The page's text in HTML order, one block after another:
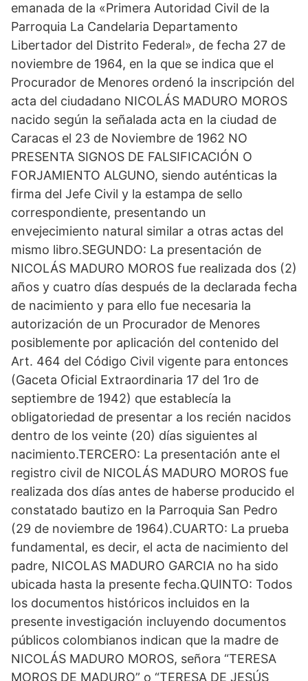
emanada de la «Primera Autoridad Civil de la
Parroquia La Candelaria Departamento
Libertador del Distrito Federal», de fecha 27 de
noviembre de 1964, en la que se indica que el
Procurador de Menores ordenó la inscripción del
acta del ciudadano NICOLÁS MADURO MOROS
nacido según la señalada acta en la ciudad de
Caracas el 23 de Noviembre de 1962 NO
PRESENTA SIGNOS DE FALSIFICACIÓN O
FORJAMIENTO ALGUNO, siendo auténticas la
firma del Jefe Civil y la estampa de sello
correspondiente, presentando un
envejecimiento natural similar a otras actas del
mismo libro.SEGUNDO: La presentación de
NICOLÁS MADURO MOROS fue realizada dos (2)
años y cuatro días después de la declarada fecha
de nacimiento y para ello fue necesaria la
autorización de un Procurador de Menores
posiblemente por aplicación del contenido del
Art. 464 del Código Civil vigente para entonces
(Gaceta Oficial Extraordinaria 17 del 1ro de
septiembre de 1942) que establecía la
obligatoriedad de presentar a los recién nacidos
dentro de los veinte (20) días siguientes al
nacimiento.TERCERO: La presentación ante el
registro civil de NICOLÁS MADURO MOROS fue
realizada dos días antes de haberse producido el
constatado bautizo en la Parroquia San Pedro
(29 de noviembre de 1964).CUARTO: La prueba
fundamental, es decir, el acta de nacimiento del
padre, NICOLAS MADURO GARCIA no ha sido
ubicada hasta la presente fecha.QUINTO: Todos
los documentos históricos incluidos en la
presente investigación incluyendo documentos
públicos colombianos indican que la madre de
NICOLÁS MADURO MOROS, señora “TERESA
MOROS DE MADURO” o “TERESA DE JESÚS